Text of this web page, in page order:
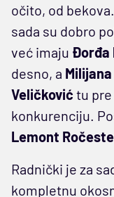
očito, od
sada su dobro
već imaju Đorđa
desno, a
Veličković tu pre
konkurenciju.
Lemont
Radnički je za
kompletnu